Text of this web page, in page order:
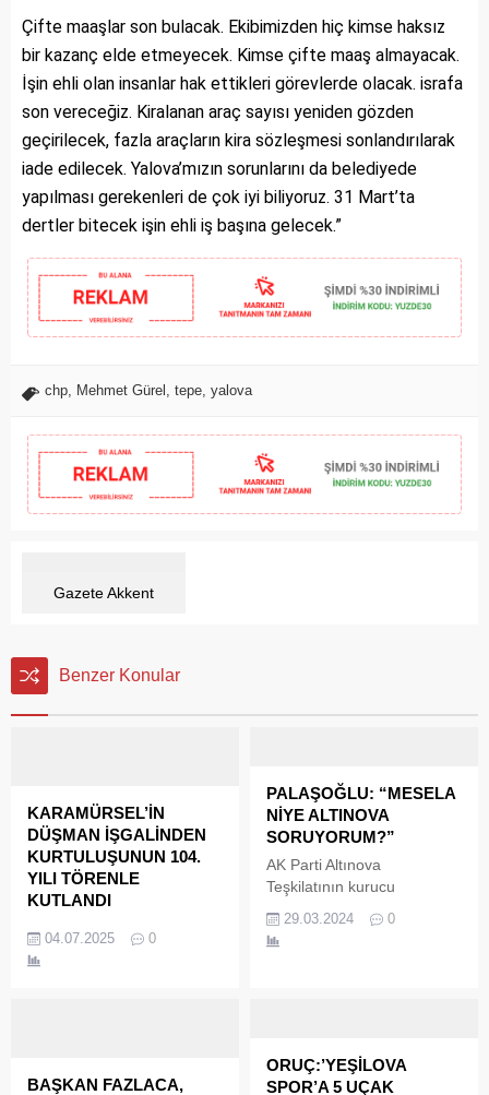
Çifte maaşlar son bulacak. Ekibimizden hiç kimse haksız
bir kazanç elde etmeyecek. Kimse çifte maaş almayacak.
İşin ehli olan insanlar hak ettikleri görevlerde olacak. israfa
son vereceğiz. Kiralanan araç sayısı yeniden gözden
geçirilecek, fazla araçların kira sözleşmesi sonlandırılarak
iade edilecek. Yalova’mızın sorunlarını da belediyede
yapılması gerekenleri de çok iyi biliyoruz. 31 Mart’ta
dertler bitecek işin ehli iş başına gelecek.”
chp Mehmet Gürel tepe yalova
Gazete Akkent
Benzer Konular
KARAMÜRSEL’İN
DÜŞMAN İŞGALİNDEN
KURTULUŞUNUN 104.
YILI TÖRENLE
KUTLANDI
işgalinden kurtuluşunun
104. yıl dönümü,
04.07.2025 0
PALAŞOĞLU: “MESELA
NİYE ALTINOVA
SORUYORUM?”
AK Parti Altınova
Teşkilatının kurucu
belediye meclis üyesi
Turhan Palaşoğlu yerel
ilgi ile izlenirken,’ Ak Parti
Belediye Başkan Adayı
29.03.2024 0
BAŞKAN FAZLACA,
ORUÇ:’YEŞİLOVA
SPOR’A 5 UÇAK